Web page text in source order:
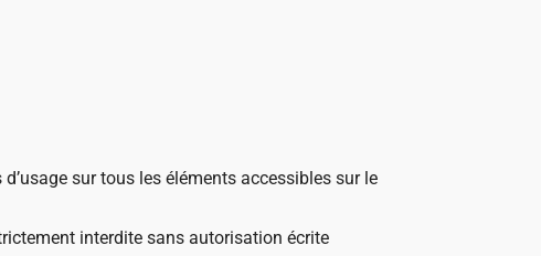
sur tous les éléments accessibles sur le
interdite sans autorisation écrite